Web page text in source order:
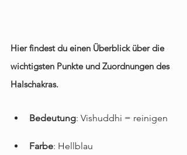
Hier findest du einen Überblick über die
wichtigsten Punkte und Zuordnungen des
Halschakras.
Bedeutung: Vishuddhi = reinigen
Farbe: Hellblau